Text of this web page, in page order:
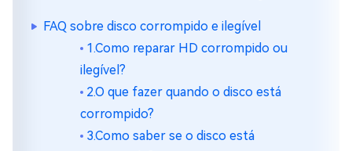
FAQ sobre disco corrompido e ilegível
1.Como reparar HD corrompido ou
ilegível?
2.O que fazer quando o disco está
corrompido?
3.Como saber se o disco está